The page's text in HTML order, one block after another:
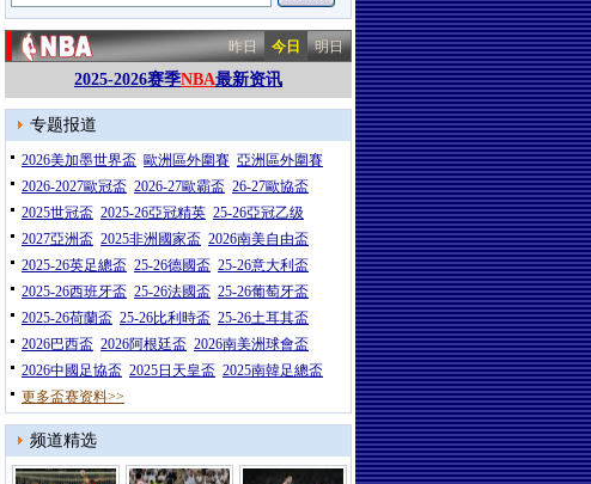
昨日 今日 明日
2025-2026赛季NBA最新资讯
专题报道
2026美加墨世界盃 歐洲區外圍賽 亞洲區外圍賽
2026-2027歐冠盃 2026-27歐霸盃 26-27歐協盃
2025世冠盃 2025-26亞冠精英 25-26亞冠乙级
2027亞洲盃 2025非洲國家盃 2026南美自由盃
2025-26英足總盃 25-26德國盃 25-26意大利盃
2025-26西班牙盃 25-26法國盃 25-26葡萄牙盃
2025-26荷蘭盃 25-26比利時盃 25-26土耳其盃
2026巴西盃 2026阿根廷盃 2026南美洲球會盃
2026中國足協盃 2025日天皇盃 2025南韓足總盃
更多盃赛资料>>
频道精选